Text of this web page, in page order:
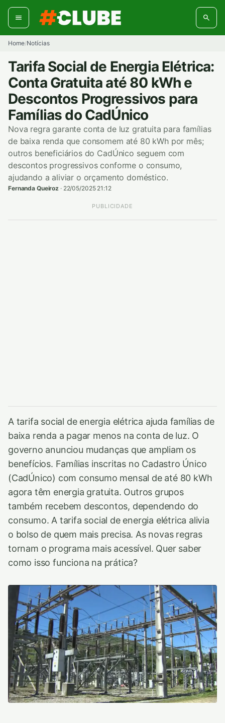
Pular
para
conteúdo
Home/Notícias
Tarifa Social de Energia Elétrica:
Conta Gratuita até 80 kWh e
Descontos Progressivos para
Famílias do CadÚnico
Nova regra garante conta de luz gratuita para famílias
de baixa renda que consomem até 80 kWh por mês;
outros beneficiários do CadÚnico seguem com
descontos progressivos conforme o consumo,
ajudando a aliviar o orçamento doméstico.
Fernanda Queiroz · 22/05/2025 21:12
PUBLICIDADE
A tarifa social de energia elétrica ajuda famílias de
baixa renda a pagar menos na conta de luz. O
governo anunciou mudanças que ampliam os
benefícios. Famílias inscritas no Cadastro Único
(CadÚnico) com consumo mensal de até 80 kWh
agora têm energia gratuita. Outros grupos
também recebem descontos, dependendo do
consumo. A tarifa social de energia elétrica alivia
o bolso de quem mais precisa. As novas regras
tornam o programa mais acessível. Quer saber
como isso funciona na prática?